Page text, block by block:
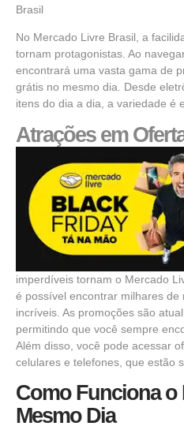
Brasil
No Mercado Livre Brasil, a
tornam protagonistas. Ao
encontrará uma vasta gama de
grátis no mesmo dia. Desde
itens do dia a dia, a variedade é
Atrações em
imperdíveis tornam o Mercado
é possível encontrar milhares de
incríveis. As promoções são
permitindo que você sempre
Além disso, você pode acessar
celulares e telefones, que estão
Como Funciona o
Mesmo Dia